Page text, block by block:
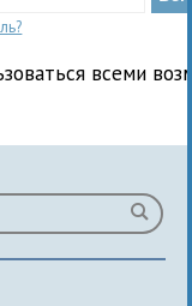
всеми